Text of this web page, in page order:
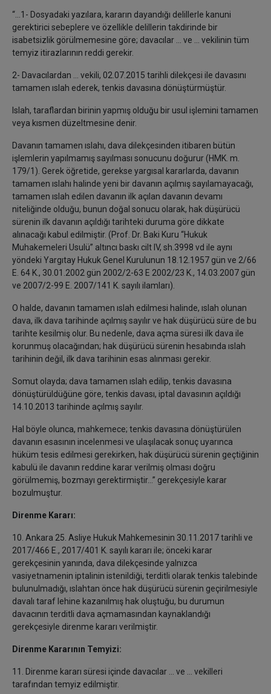
“…1- Dosyadaki yazılara, kararın dayandığı delillerle kanuni
gerektirici sebeplere ve özellikle delillerin takdirinde bir
isabetsizlik görülmemesine göre; davacılar ... ve ... vekilinin tüm
temyiz itirazlarının reddi gerekir.
2- Davacılardan ... vekili, 02.07.2015 tarihli dilekçesi ile davasını
tamamen ıslah ederek, tenkis davasına dönüştürmüştür.
Islah, taraflardan birinin yapmış olduğu bir usul işlemini tamamen
veya kısmen düzeltmesine denir.
Davanın tamamen ıslahı, dava dilekçesinden itibaren bütün
işlemlerin yapılmamış sayılması sonucunu doğurur (HMK. m.
179/1). Gerek öğretide, gerekse yargısal kararlarda, davanın
tamamen ıslahı halinde yeni bir davanın açılmış sayılamayacağı,
tamamen ıslah edilen davanın ilk açılan davanın devamı
niteliğinde olduğu, bunun doğal sonucu olarak, hak düşürücü
sürenin ilk davanın açıldığı tarihteki duruma göre dikkate
alınacağı kabul edilmiştir. (Prof. Dr. Baki Kuru “Hukuk
Muhakemeleri Usulü” altıncı baskı cilt IV, sh.3998 vd ile aynı
yöndeki Yargıtay Hukuk Genel Kurulunun 18.12.1957 gün ve 2/66
E. 64 K., 30.01.2002 gün 2002/2-63 E 2002/23 K., 14.03.2007 gün
ve 2007/2-99 E. 2007/141 K. sayılı ilamları).
O halde, davanın tamamen ıslah edilmesi halinde, ıslah olunan
dava, ilk dava tarihinde açılmış sayılır ve hak düşürücü süre de bu
tarihte kesilmiş olur. Bu nedenle, dava açma süresi ilk dava ile
korunmuş olacağından; hak düşürücü sürenin hesabında ıslah
tarihinin değil, ilk dava tarihinin esas alınması gerekir.
Somut olayda; dava tamamen ıslah edilip, tenkis davasına
dönüştürüldüğüne göre, tenkis davası, iptal davasının açıldığı
14.10.2013 tarihinde açılmış sayılır.
Hal böyle olunca, mahkemece; tenkis davasına dönüştürülen
davanın esasının incelenmesi ve ulaşılacak sonuç uyarınca
hüküm tesis edilmesi gerekirken, hak düşürücü sürenin geçtiğinin
kabulü ile davanın reddine karar verilmiş olması doğru
görülmemiş, bozmayı gerektirmiştir…” gerekçesiyle karar
bozulmuştur.
Direnme Kararı:
10. Ankara 25. Asliye Hukuk Mahkemesinin 30.11.2017 tarihli ve
2017/466 E., 2017/401 K. sayılı kararı ile; önceki karar
gerekçesinin yanında, dava dilekçesinde yalnızca
vasiyetnamenin iptalinin istenildiği, terditli olarak tenkis talebinde
bulunulmadığı, ıslahtan önce hak düşürücü sürenin geçirilmesiyle
davalı taraf lehine kazanılmış hak oluştuğu, bu durumun
davacının terditli dava açmamasından kaynaklandığı
gerekçesiyle direnme kararı verilmiştir.
Direnme Kararının Temyizi:
11. Direnme kararı süresi içinde davacılar ... ve ... vekilleri
tarafından temyiz edilmiştir.